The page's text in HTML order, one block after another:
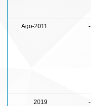
Ago-2011 -
2019 -